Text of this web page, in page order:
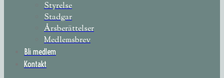
Styrelse
Stadgar
Årsberättelser
Medlemsbrev
Bli medlem
Kontakt